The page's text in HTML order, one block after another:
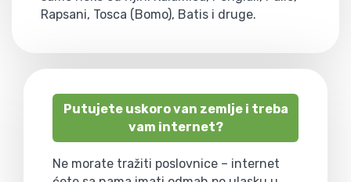
Rapsani, Tosca (Bomo), Batis i druge.
Putujete uskoro van zemlje i treba
vam internet?
Ne morate tražiti poslovnice – internet